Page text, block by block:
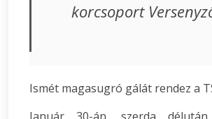
korcsoport
Ismét magasugró gálát rendez a